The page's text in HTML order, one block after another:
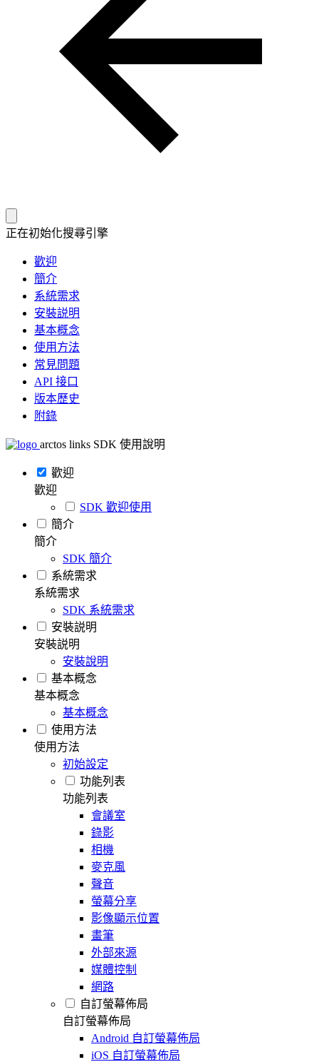
正在初始化搜尋引擎
歡迎
簡介
系統需求
安裝説明
基本概念
使用方法
常見問題
API 接口
版本歷史
附錄
arctos links SDK 使用說明
歡迎
歡迎
SDK 歡迎使用
簡介
簡介
SDK 簡介
系統需求
系統需求
SDK 系統需求
安裝説明
安裝説明
安裝說明
基本概念
基本概念
基本概念
使用方法
使用方法
初始設定
功能列表
功能列表
會議室
錄影
相機
麥克風
聲音
螢幕分享
影像顯示位置
畫筆
外部來源
媒體控制
網路
自訂螢幕佈局
自訂螢幕佈局
Android 自訂螢幕佈局
iOS 自訂螢幕佈局